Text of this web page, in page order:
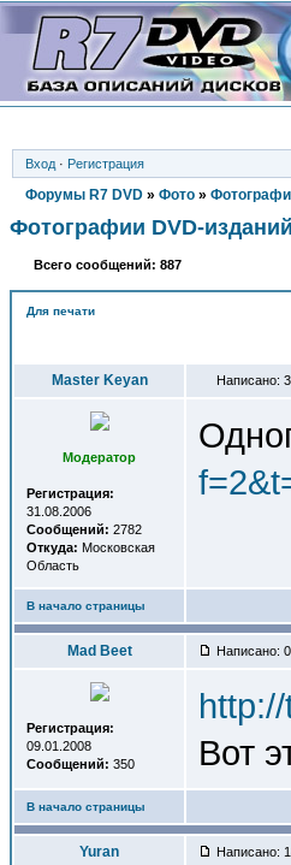
Вход · Регистрация
Форумы R7 DVD » Фото »
Фотографии DVD-
Всего сообщений: 887
Для печати
Master Keyan Написано:
Модератор
Регистрация:
31.08.2006
Сообщений: 2782
Откуда: Московская
Область
В начало страницы
Mad Beet Написано:
Регистрация:
09.01.2008
Сообщений: 350
Вот
В начало страницы
Yuran Написано: